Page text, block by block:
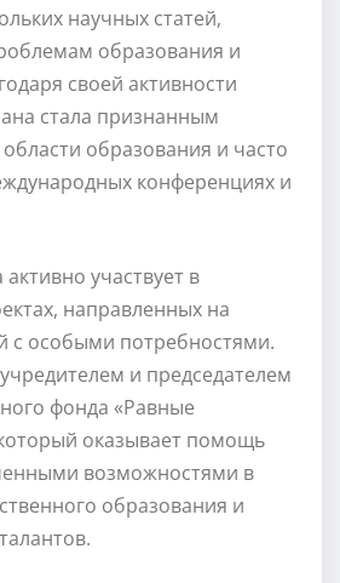
научных статей,
образования и
своей активности
стала признанным
образования и часто
конференциях и
участвует в
направленных на
с особыми потребностями.
и председателем
фонда «Равные
оказывает помощь
возможностями в
образования и